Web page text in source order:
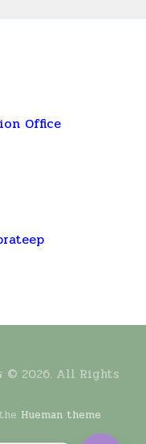
Office
ร © 2026. All Rights
Hueman theme